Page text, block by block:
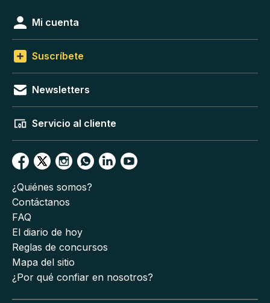
Mi cuenta
Suscríbete
Newsletters
Servicio al cliente
¿Quiénes somos?
Contáctanos
FAQ
El diario de hoy
Reglas de concursos
Mapa del sitio
¿Por qué confiar en nosotros?